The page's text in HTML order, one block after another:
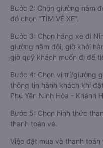
Bước 2: Chọn giường nằm
đó chọn “TÌM VÉ XE”.
Bước 3: Chọn hãng xe đi
giường nằm đôi, giờ khởi
giờ quý khách muốn đi để
Bước 4: Chọn vị trí/giường
thông tin hành khách khi
Phú Yên Ninh Hòa - Khánh
Bước 5: Chọn hình thức
thanh toán vé.
Việc đặt mua và thanh